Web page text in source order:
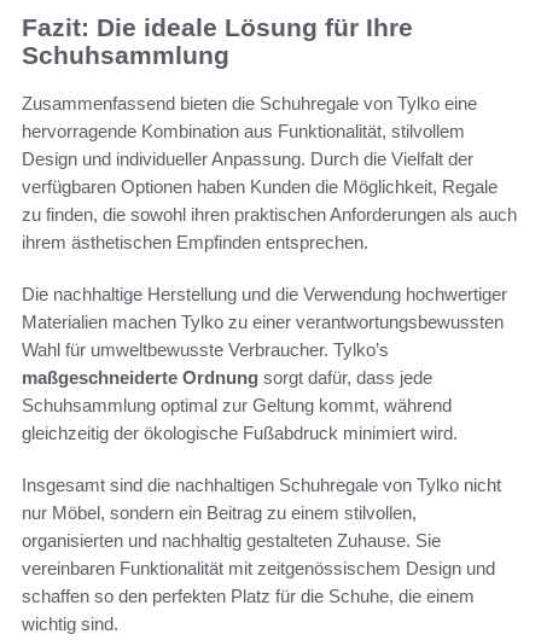
Fazit: Die ideale Lösung für Ihre
Schuhsammlung
Zusammenfassend bieten die Schuhregale von Tylko eine
hervorragende Kombination aus Funktionalität, stilvollem
Design und individueller Anpassung. Durch die Vielfalt der
verfügbaren Optionen haben Kunden die Möglichkeit, Regale
zu finden, die sowohl ihren praktischen Anforderungen als auch
ihrem ästhetischen Empfinden entsprechen.
Die nachhaltige Herstellung und die Verwendung hochwertiger
Materialien machen Tylko zu einer verantwortungsbewussten
Wahl für umweltbewusste Verbraucher. Tylko’s
maßgeschneiderte Ordnung sorgt dafür, dass jede
Schuhsammlung optimal zur Geltung kommt, während
gleichzeitig der ökologische Fußabdruck minimiert wird.
Insgesamt sind die nachhaltigen Schuhregale von Tylko nicht
nur Möbel, sondern ein Beitrag zu einem stilvollen,
organisierten und nachhaltig gestalteten Zuhause. Sie
vereinbaren Funktionalität mit zeitgenössischem Design und
schaffen so den perfekten Platz für die Schuhe, die einem
wichtig sind.